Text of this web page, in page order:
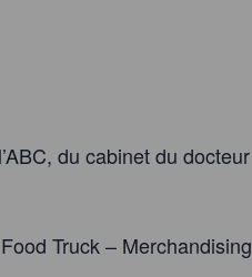
du cabinet du docteur
Truck – Merchandising